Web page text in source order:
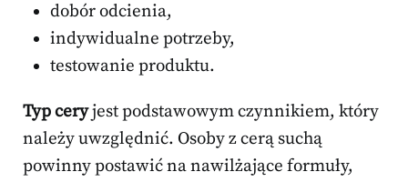
dobór odcienia,
indywidualne potrzeby,
testowanie produktu.
Typ ceryjest podstawowym czynnikiem, który
należy uwzględnić. Osoby z cerą suchą
powinny postawić na nawilżające formuły,